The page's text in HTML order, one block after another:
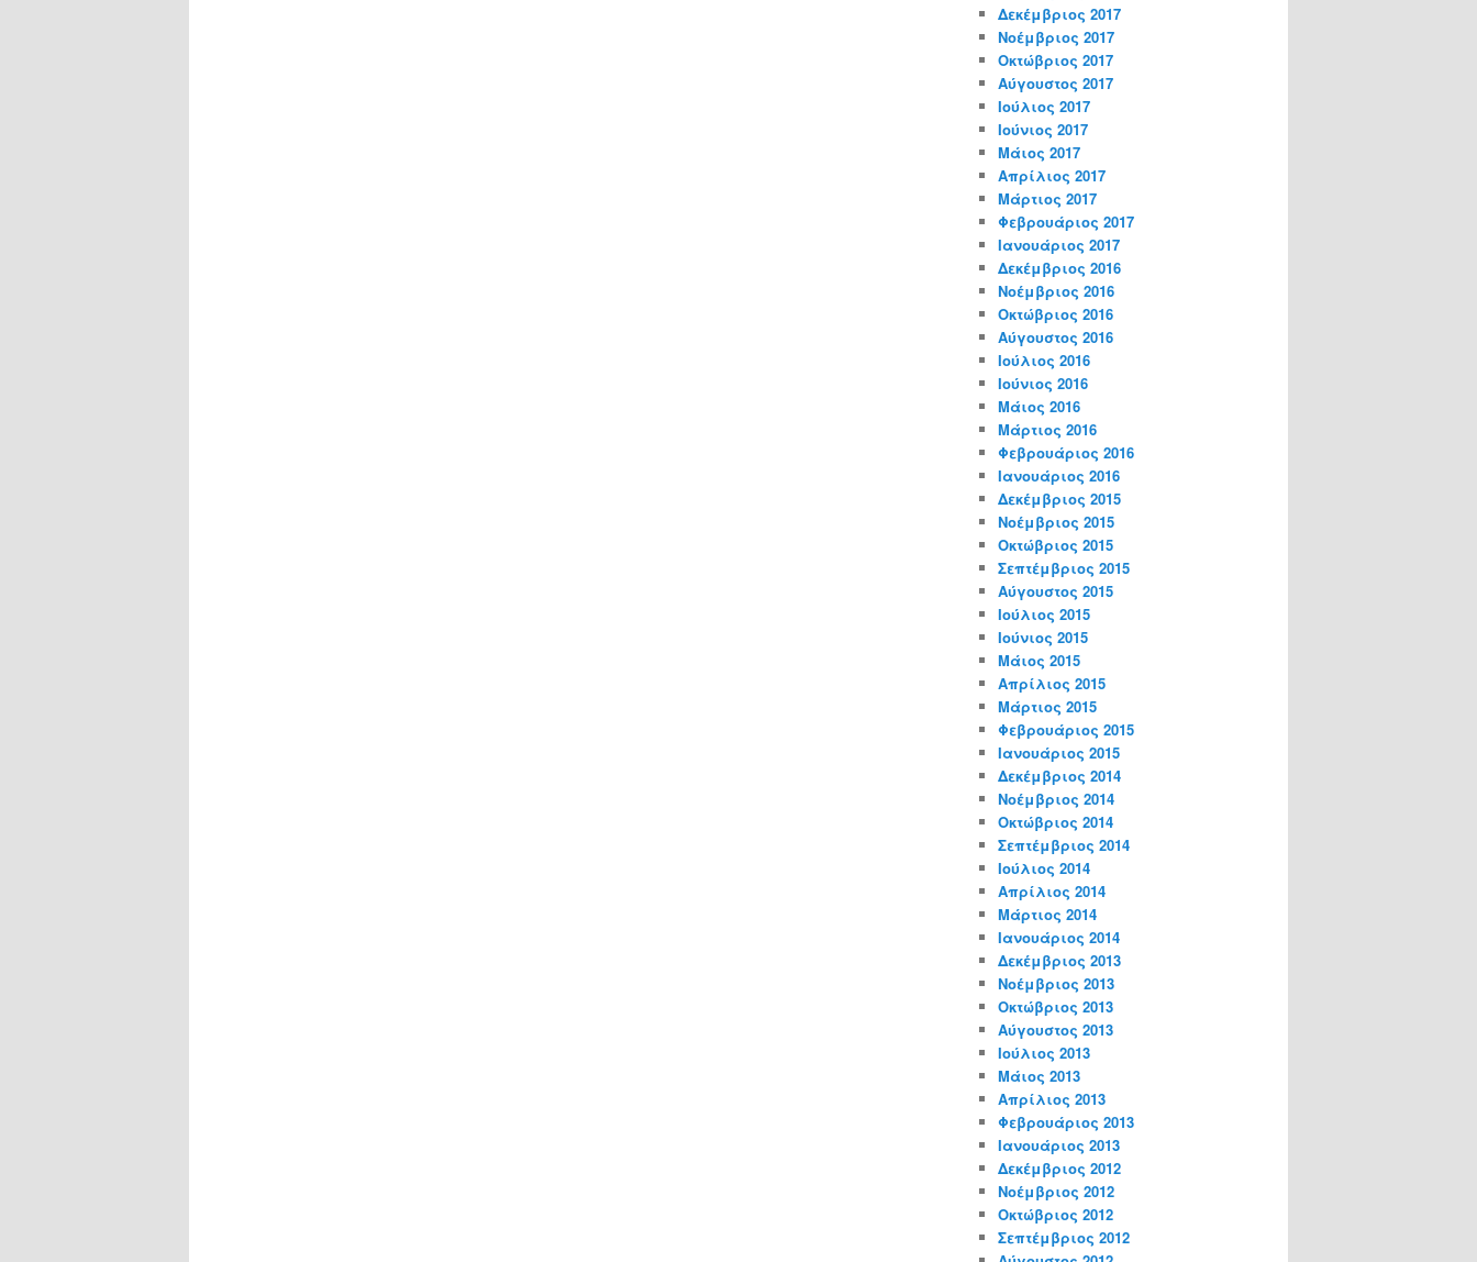
Δεκέμβριος 2017
Νοέμβριος 2017
Οκτώβριος 2017
Αύγουστος 2017
Ιούλιος 2017
Ιούνιος 2017
Μάιος 2017
Απρίλιος 2017
Μάρτιος 2017
Φεβρουάριος 2017
Ιανουάριος 2017
Δεκέμβριος 2016
Νοέμβριος 2016
Οκτώβριος 2016
Αύγουστος 2016
Ιούλιος 2016
Ιούνιος 2016
Μάιος 2016
Μάρτιος 2016
Φεβρουάριος 2016
Ιανουάριος 2016
Δεκέμβριος 2015
Νοέμβριος 2015
Οκτώβριος 2015
Σεπτέμβριος 2015
Αύγουστος 2015
Ιούλιος 2015
Ιούνιος 2015
Μάιος 2015
Απρίλιος 2015
Μάρτιος 2015
Φεβρουάριος 2015
Ιανουάριος 2015
Δεκέμβριος 2014
Νοέμβριος 2014
Οκτώβριος 2014
Σεπτέμβριος 2014
Ιούλιος 2014
Απρίλιος 2014
Μάρτιος 2014
Ιανουάριος 2014
Δεκέμβριος 2013
Νοέμβριος 2013
Οκτώβριος 2013
Αύγουστος 2013
Ιούλιος 2013
Μάιος 2013
Απρίλιος 2013
Φεβρουάριος 2013
Ιανουάριος 2013
Δεκέμβριος 2012
Νοέμβριος 2012
Οκτώβριος 2012
Σεπτέμβριος 2012